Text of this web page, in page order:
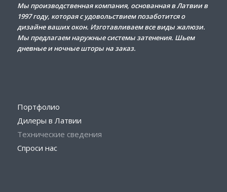
Мы производственная компания, основанная в Латвии в
1997 году, которая с удовольствием позаботится о
дизайне ваших окон. Изготавливаем все виды жалюзи.
Мы предлагаем наружные системы затенения. Шьем
дневные и ночные шторы на заказ.
Портфолио
Дилеры в Латвии
Технические сведения
Спроси нас